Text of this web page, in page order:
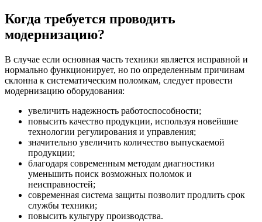
Когда требуется проводить
модернизацию?
В случае если основная часть техники является исправной и
нормально функционирует, но по определенным причинам
склонна к систематическим поломкам, следует провести
модернизацию оборудования:
увеличить надежность работоспособности;
повысить качество продукции, используя новейшие
технологии регулирования и управления;
значительно увеличить количество выпускаемой
продукции;
благодаря современным методам диагностики
уменьшить поиск возможных поломок и
неисправностей;
современная система защиты позволит продлить срок
службы техники;
повысить культуру производства.